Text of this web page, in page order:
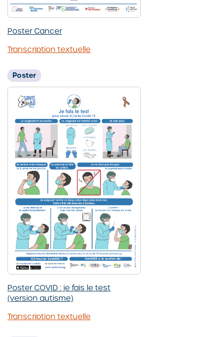
Poster Cancer
Transcription textuelle
Poster
Poster COVID : je fais le test
(version autisme)
Transcription textuelle